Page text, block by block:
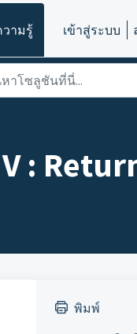
ามรู้ เข้าสู่ระบบ
:
พิมพ์